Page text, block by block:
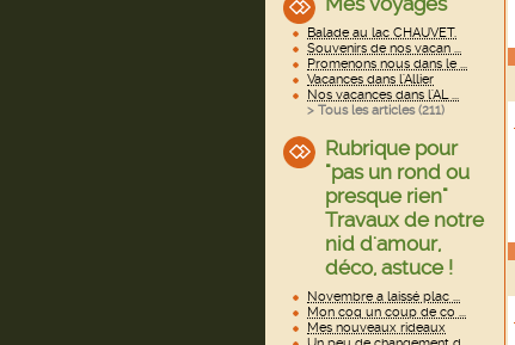
Balade au lac CHAUVET.
Souvenirs de nos vacan ...
Promenons nous dans le ...
Vacances dans l'Allier
Nos vacances dans l'AL ...
> Tous les articles (211)
Rubrique pour
"pas un rond ou
presque rien"
Travaux de notre
nid d'amour,
déco, astuce !
Novembre a laissé plac ...
Mon coq un coup de co ...
Mes nouveaux rideaux